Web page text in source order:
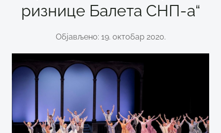
ризнице Балета СНП-а“
Објављено: 19. октобар 2020.